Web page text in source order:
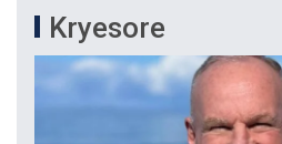
Kryesore